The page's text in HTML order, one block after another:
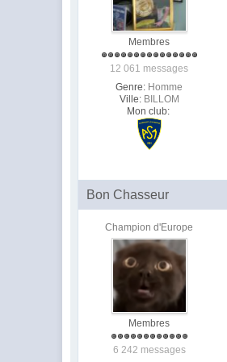
Membres
12 061 messages
Genre: Homme
Ville: BILLOM
Mon club:
Bon Chasseur
Champion d'Europe
Membres
6 242 messages